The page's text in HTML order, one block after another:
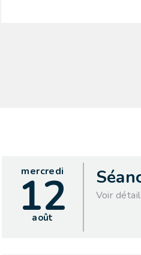
mercredi
12
août
Voir